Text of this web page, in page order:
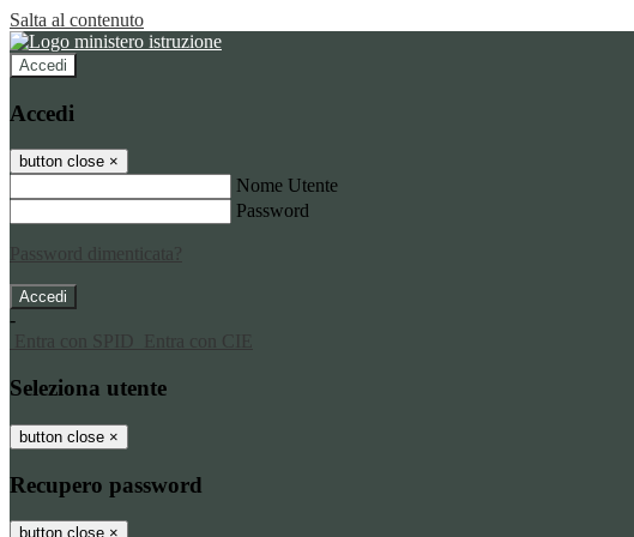
Salta al contenuto
Accedi
Accedi
button close ×
Nome Utente
Password
Password dimenticata?
-
Entra con SPID
Entra con CIE
Seleziona utente
button close ×
Recupero password
button close ×